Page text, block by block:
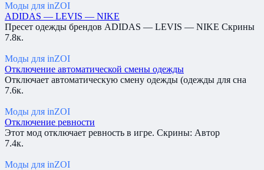
Моды для inZOI
ADIDAS — LEVIS — NIKE
Пресет одежды брендов ADIDAS — LEVIS — NIKE Скрины
7.8к.
Моды для inZOI
Отключение автоматической смены одежды
Отключает автоматическую смену одежды (одежды для сна
7.6к.
Моды для inZOI
Отключение ревности
Этот мод отключает ревность в игре. Скрины: Автор
7.4к.
Моды для inZOI